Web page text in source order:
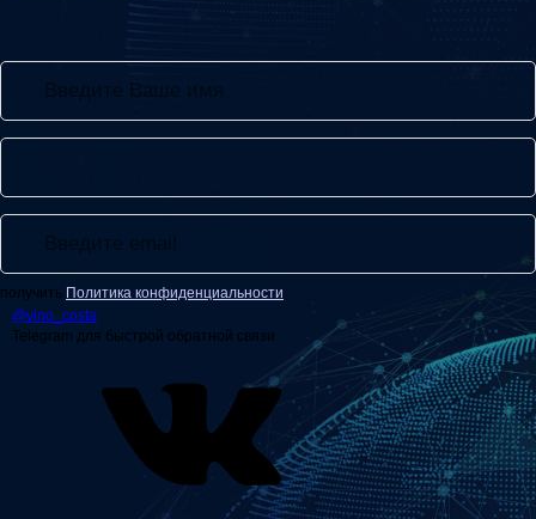
получить Политика конфиденциальности
@vino_costa
Telegram для быстрой обратной связи